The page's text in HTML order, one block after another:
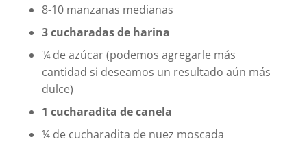
8-10 manzanas medianas
3 cucharadas de harina
¾ de azúcar (podemos agregarle más
cantidad si deseamos un resultado aún más
dulce)
1 cucharadita de canela
¼ de cucharadita de nuez moscada